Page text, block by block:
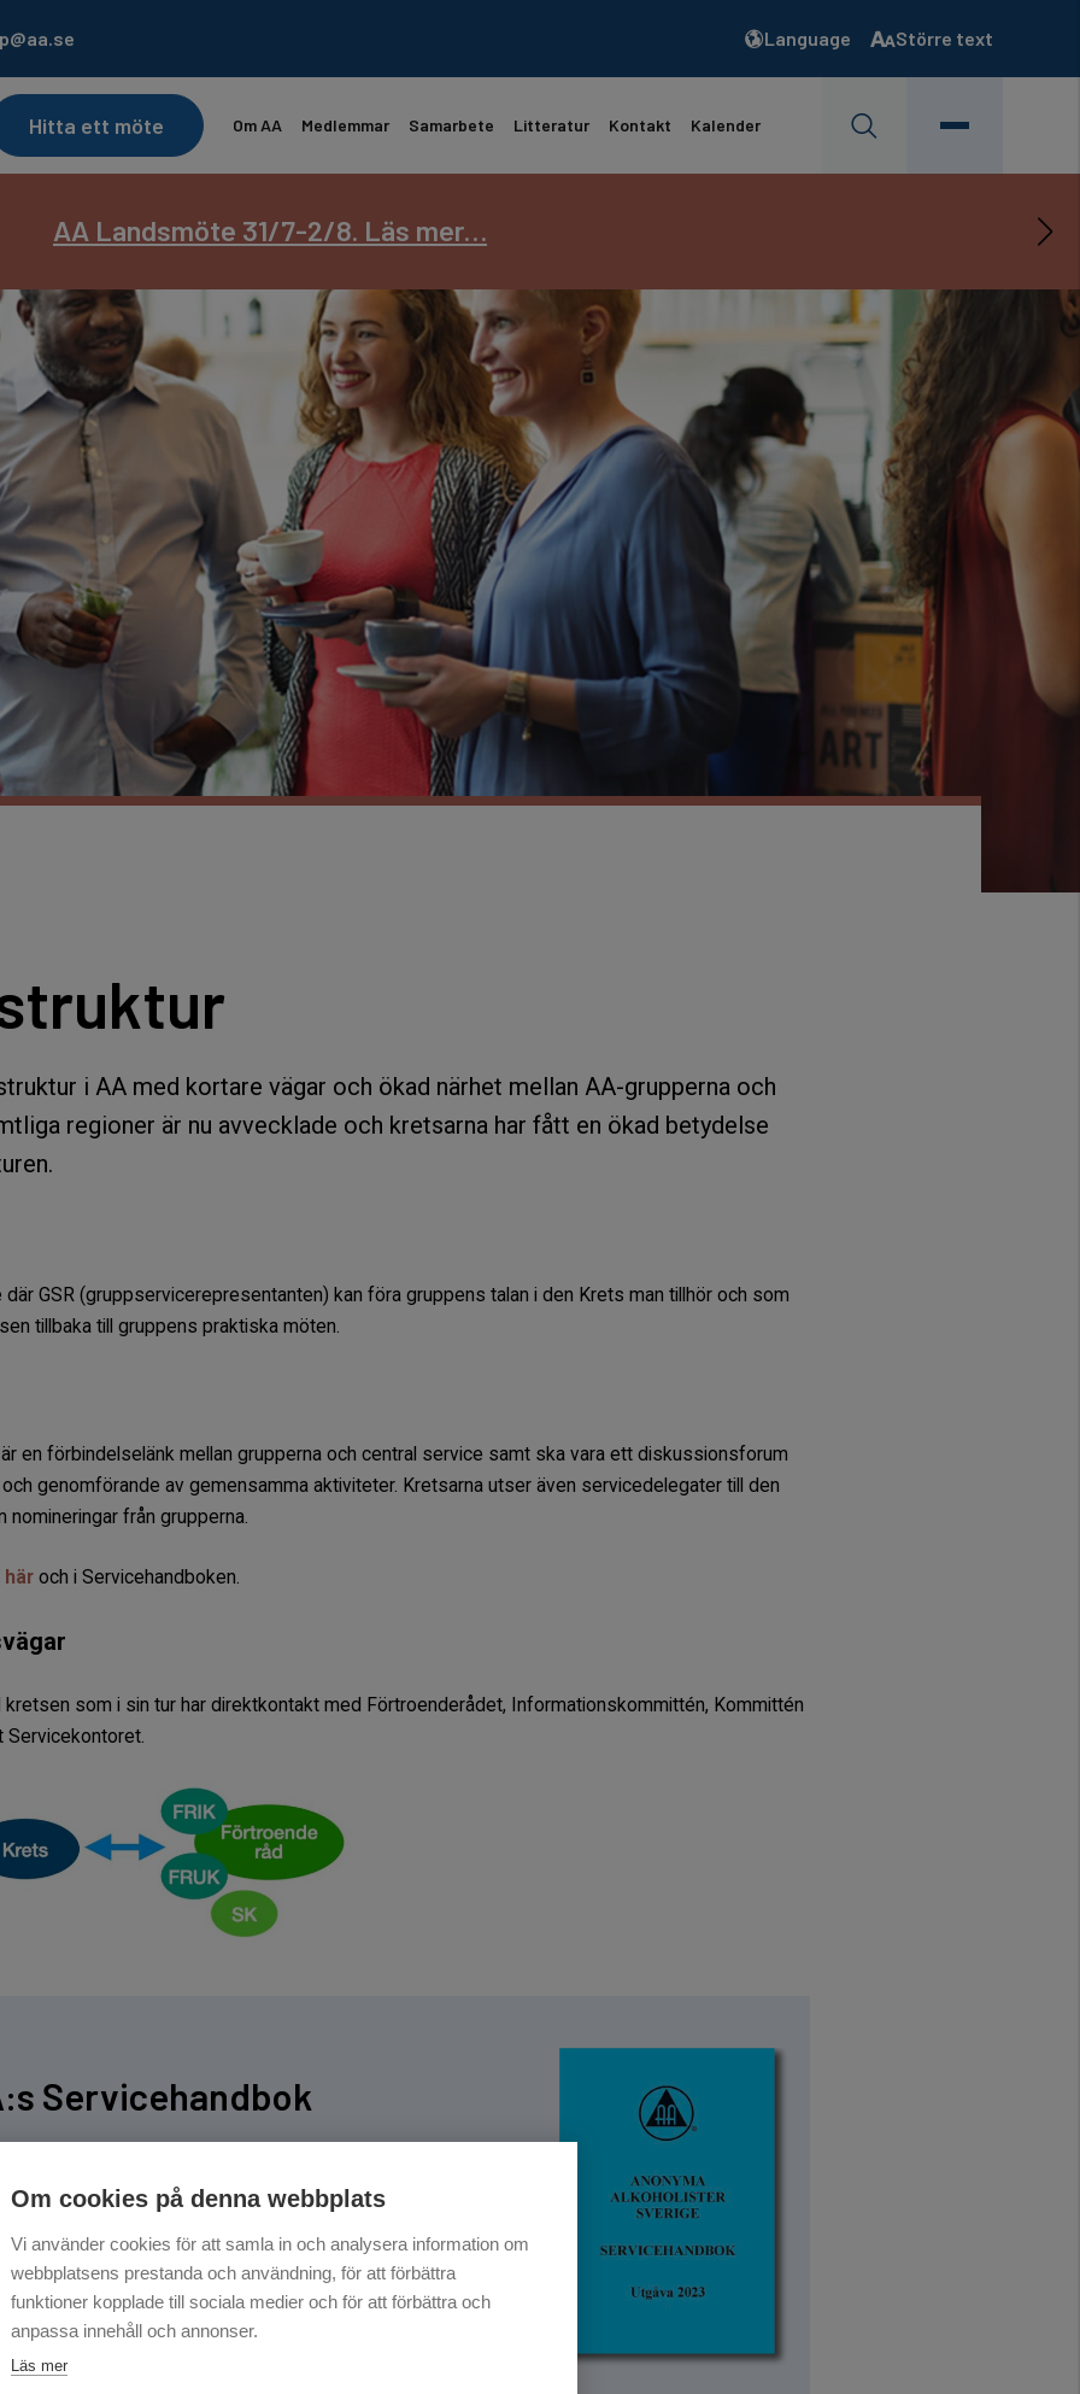
Language Större text
Hitta ett möte Om AA Medlemmar Samarbete Litteratur Kontakt Kalender
AA Landsmöte 31/7-2/8. Läs mer…
är semesterstängt 22/6 – 17/7.
Prenumerera påServicebladet
Läs Dagens Reflektion
i AA med kortare vägar och ökad närhet mellan AA-grupperna och
regioner är nu avvecklade och kretsarna har fått en ökad betydelse
GSR (gruppservicerepresentanten) kan föra gruppens talan i den Krets man tillhör och som
tillbaka till gruppens praktiska möten.
en förbindelselänk mellan grupperna och central service samt ska vara ett diskussionsforum
genomförande av gemensamma aktiviteter. Kretsarna utser även servicedelegater till den
från grupperna.
här och i Servicehandboken.
kretsen som i sin tur har direktkontakt med Förtroenderådet, Informationskommittén, Kommittén
Servicekontoret.
Servicehandbok
beskivning av de tre legaten samt riktilnjer och
inom AA i Sverige. Antagna av
Om cookies på denna webbplats
Vi använder cookies för att samla in och analysera information om
webbplatsens prestanda och användning, för att förbättra
funktioner kopplade till sociala medier och för att förbättra och
anpassa innehåll och annonser.
Läs mer